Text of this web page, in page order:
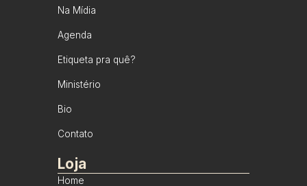
Na Mídia
Agenda
Etiqueta pra quê?
Ministério
Bio
Contato
Loja
Home